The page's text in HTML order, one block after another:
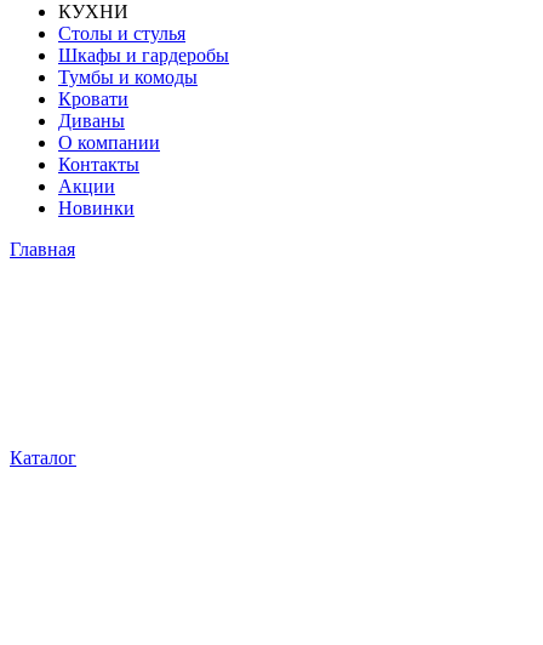
КУХНИ
Столы и стулья
Шкафы и гардеробы
Тумбы и комоды
Кровати
Диваны
О компании
Контакты
Акции
Новинки
Главная
Каталог